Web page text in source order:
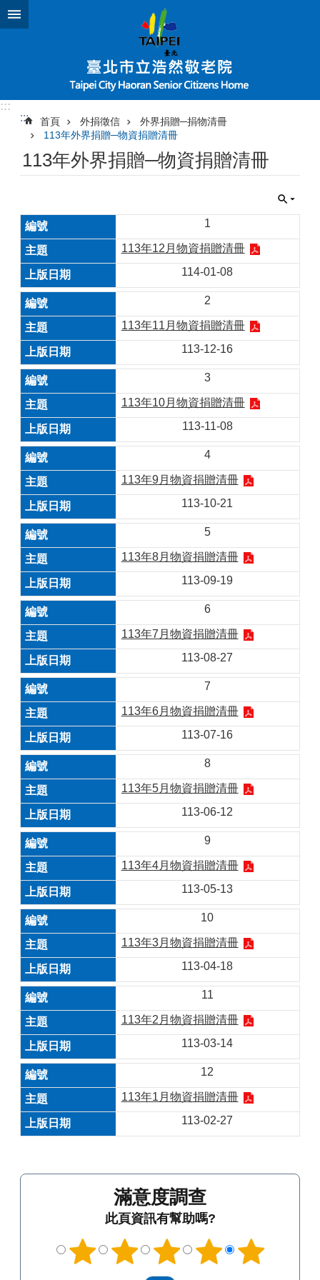
跳到主要內容區塊
:::
:::
首頁 外捐徵信
外界捐贈─捐物清冊
113年外界捐贈─物資捐贈清冊
113年外界捐贈─物資捐贈清冊
1
113年12月物資捐贈清冊
114-01-08
2
113年11月物資捐贈清冊
113-12-16
3
113年10月物資捐贈清冊
113-11-08
4
113年9月物資捐贈清冊
113-10-21
5
113年8月物資捐贈清冊
113-09-19
6
113年7月物資捐贈清冊
113-08-27
7
113年6月物資捐贈清冊
113-07-16
8
113年5月物資捐贈清冊
113-06-12
9
113年4月物資捐贈清冊
113-05-13
10
113年3月物資捐贈清冊
113-04-18
11
113年2月物資捐贈清冊
113-03-14
12
113年1月物資捐贈清冊
113-02-27
滿意度調查
此頁資訊有幫助嗎?